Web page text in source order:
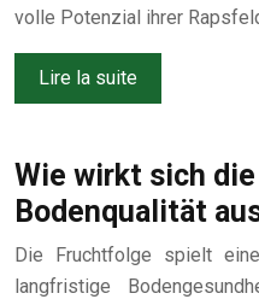
volle Potenzial ihrer
Lire la suite
Wie wirkt sich
Bodenqualität
Die Fruchtfolge spielt
langfristige